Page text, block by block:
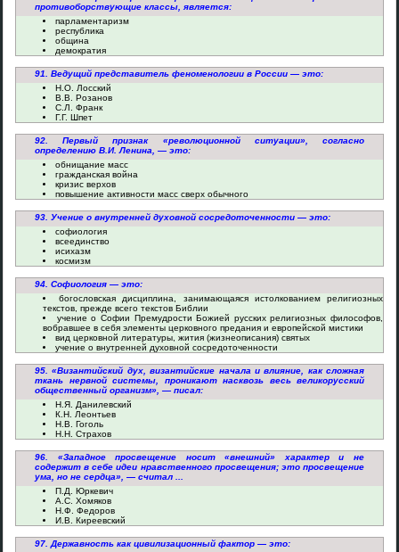
противоборствующие классы, является:
парламентаризм
республика
община
демократия
91. Ведущий представитель феноменологии в России — это:
Н.О. Лосский
В.В. Розанов
С.Л. Франк
Г.Г. Шпет
92. Первый признак «революционной ситуации», согласно
определению В.И. Ленина, — это:
обнищание масс
гражданская война
кризис верхов
повышение активности масс сверх обычного
93. Учение о внутренней духовной сосредоточенности — это:
софиология
всеединство
исихазм
космизм
94. Софиология — это:
богословская дисциплина, занимающаяся истолкованием религиозных
текстов, прежде всего текстов Библии
учение о Софии Премудрости Божией русских религиозных философов,
вобравшее в себя элементы церковного предания и европейской мистики
вид церковной литературы, жития (жизнеописания) святых
учение о внутренней духовной сосредоточенности
95. «Византийский дух, византийские начала и влияние, как сложная
ткань нервной системы, проникают насквозь весь великорусский
общественный организм», — писал:
Н.Я. Данилевский
К.Н. Леонтьев
Н.В. Гоголь
Н.Н. Страхов
96. «Западное просвещение носит «внешний» характер и не
содержит в себе идеи нравственного просвещения; это просвещение
ума, но не сердца», — считал ...
П.Д. Юркевич
А.С. Хомяков
Н.Ф. Федоров
И.В. Киреевский
97. Державность как цивилизационный фактор — это: